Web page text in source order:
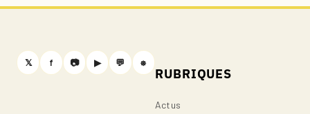
𝕏 f 📷 ▶ 💬 ⎈
RUBRIQUES
Actus